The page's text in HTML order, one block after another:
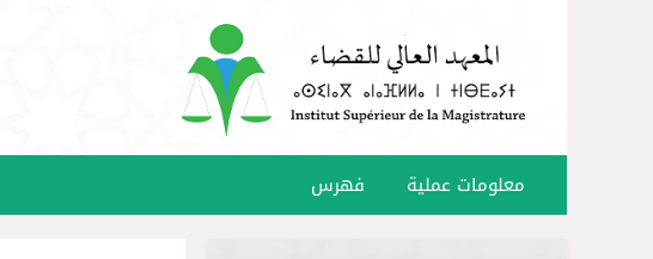
فهرس معلومات عملية